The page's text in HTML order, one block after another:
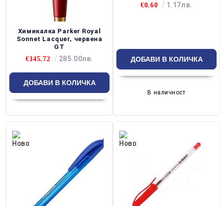
Химикалка Parker Royal
Sonnet Lacquer, червена
GT
€145.72
285.00лв.
€0.60 1.17лв.
В наличност